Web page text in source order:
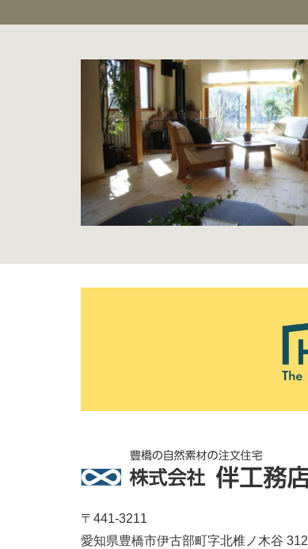
〒441-3211
愛知県豊橋市伊古部町字北椎ノ木谷 312